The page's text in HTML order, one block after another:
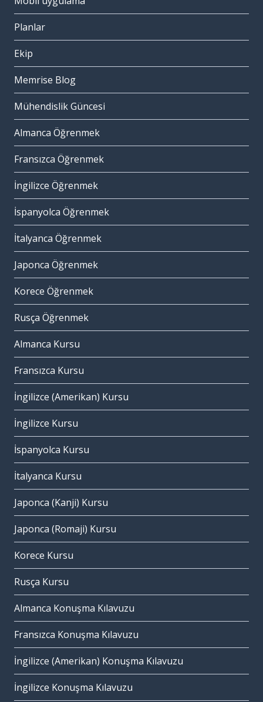
Planlar
Ekip
Memrise Blog
Mühendislik Güncesi
Almanca Öğrenmek
Fransızca Öğrenmek
İngilizce Öğrenmek
İspanyolca Öğrenmek
İtalyanca Öğrenmek
Japonca Öğrenmek
Korece Öğrenmek
Rusça Öğrenmek
Almanca Kursu
Fransızca Kursu
İngilizce (Amerikan) Kursu
İngilizce Kursu
İspanyolca Kursu
İtalyanca Kursu
Japonca (Kanji) Kursu
Japonca (Romaji) Kursu
Korece Kursu
Rusça Kursu
Almanca Konuşma Kılavuzu
Fransızca Konuşma Kılavuzu
İngilizce (Amerikan) Konuşma Kılavuzu
İngilizce Konuşma Kılavuzu